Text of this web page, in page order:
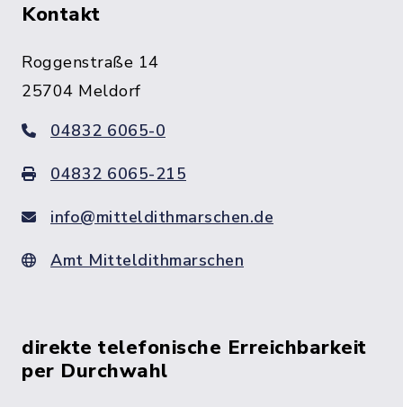
Kontakt
Roggenstraße 14
25704 Meldorf
04832 6065-0
04832 6065-215
info@mitteldithmarschen.de
Amt Mitteldithmarschen
direkte telefonische Erreichbarkeit
per Durchwahl